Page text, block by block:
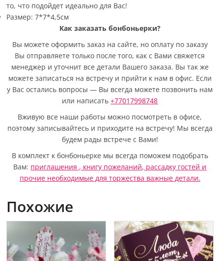
то, что подойдет идеально для Вас!
Размер: 7*7*4,5см
Как заказать бонбоньерки?
Вы можете оформить заказ на сайте, но оплату по заказу
Вы отправляете только после того, как с Вами свяжется
менеджер и уточнит все детали Вашего заказа. Вы так же
можете записаться на встречу и прийти к нам в офис. Если
у Вас остались вопросы — Вы всегда можете позвонить нам
или написать+77017998748
Вживую все наши работы можно посмотреть в офисе,
поэтому записывайтесь и приходите на встречу! Мы всегда
будем рады встрече с Вами!
В комплект к бонбоньерке мы всегда поможем подобрать
Вам: приглашения , книгу пожеланий, рассадку гостей и
прочие необходимые для торжества важные детали.
Похожие